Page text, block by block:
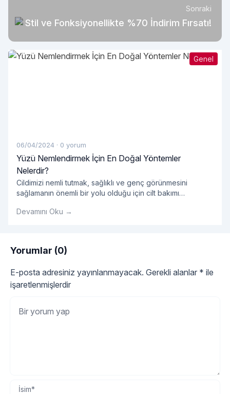
Sonraki
Stil ve Fonksiyonellikte %70 İndirim Fırsatı!
Genel
06/04/2024 · 0 yorum
Yüzü Nemlendirmek İçin En Doğal Yöntemler
Nelerdir?
Cildimizi nemli tutmak, sağlıklı ve genç görünmesini
sağlamanın önemli bir yolu olduğu için cilt bakımı
pazarlanan kozmetik ürün kimyasal içeriklerle dolu olabilir
Peki, yüzü nemlendirmek için en doğal yöntemler
nelerdir? Su İçmek:
Devamını Oku →
Yorumlar (0)
E-posta adresiniz yayınlanmayacak. Gerekli alanlar * ile
işaretlenmişlerdir